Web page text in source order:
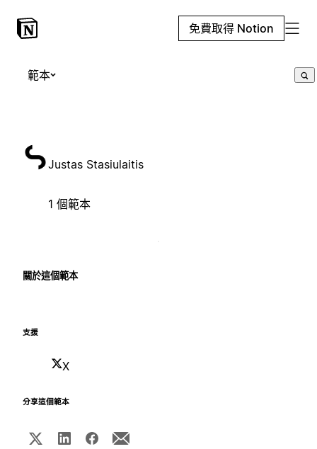
免費取得 Notion
範本
Justas Stasiulaitis
1 個範本
關於這個範本
支援
X
分享這個範本